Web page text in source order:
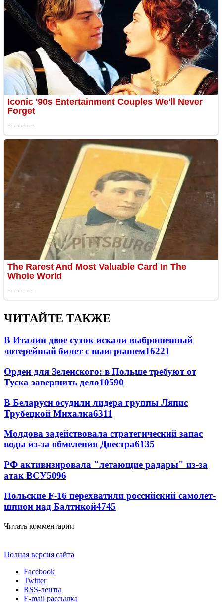
ЧИТАЙТЕ ТАКЖЕ
В Италии двое суток искали выброшенный
лотерейный билет с выигрышем16221
Орден для Зеленского: в Польше требуют от
Туска завершить дело10590
В Беларуси осудили лидера группы Ляпис
Трубецкой Михалка6311
Молдова задействовала стратегический запас
воды из-за обмеления Днестра6135
РФ активизировала "летающие радары" из-за
атак ВСУ5096
Польские F-16 перехватили российский самолет-
шпион над Балтикой4745
Читать комментарии
Полная версия сайта
Facebook
Twitter
RSS-ленты
E-mail рассылка